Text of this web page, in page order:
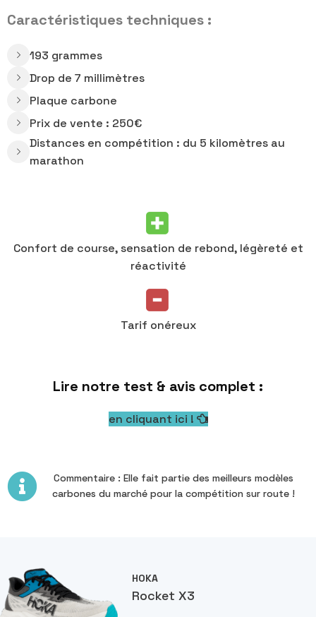
Caractéristiques techniques :
193 grammes
Drop de 7 millimètres
Plaque carbone
Prix de vente : 250€
Distances en compétition : du 5 kilomètres au
marathon
Confort de course, sensation de rebond, légèreté et
réactivité
Tarif onéreux
Lire notre test & avis complet :
en cliquant ici !
Commentaire : Elle fait partie des meilleurs modèles
carbones du marché pour la compétition sur route !
HOKA
Rocket X3